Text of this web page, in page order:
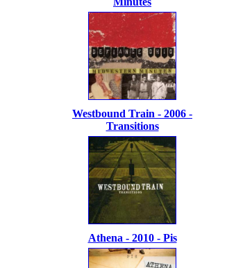
Westbound Train - 2006 -
Transitions
Athena - 2010 - Pis